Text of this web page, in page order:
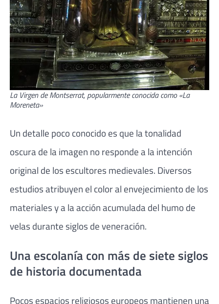
La Virgen de Montserrat, popularmente conocida como «La
Moreneta»
Un detalle poco conocido es que la tonalidad
oscura de la imagen no responde a la intención
original de los escultores medievales. Diversos
estudios atribuyen el color al envejecimiento de los
materiales y a la acción acumulada del humo de
velas durante siglos de veneración.
Una escolanía con más de siete siglos
de historia documentada
Pocos espacios religiosos europeos mantienen una